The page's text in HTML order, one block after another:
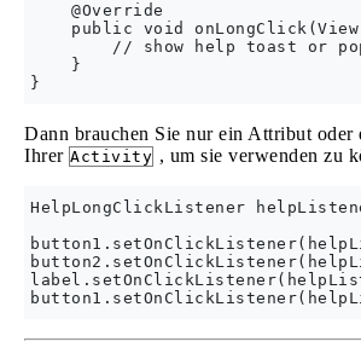
    @Override
public void onLongClick(View
// show help toast or
    }
Dann brauchen Sie nur ein Attribut oder
Ihrer Activity , um sie verwenden zu
HelpLongClickListener